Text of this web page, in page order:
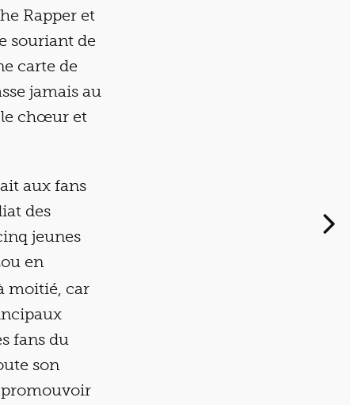
Rapper et
souriant de
carte de
jamais au
le chœur et
aux fans
des
jeunes
en
moitié, car
fans du
son
promouvoir